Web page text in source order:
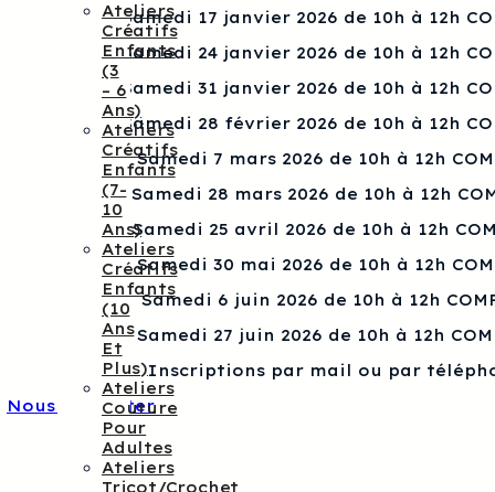
Ateliers
Créatifs
Enfants
(3
– 6
Ans)
Ateliers
Créatifs
Enfants
(7-
10
Ans)
Ateliers
Créatifs
Enfants
(10
Ans
Et
Plus)
Ateliers
Couture
Pour
Adultes
Ateliers
Tricot/crochet
Samedi 17 janvier 2026 de 10h à 12h
Samedi 24 janvier 2026 de 10h à 12h
Samedi 31 janvier 2026 de 10h à 12h
Samedi 28 février 2026 de 10h à 12h
Samedi 7 mars 2026 de 10h à 12h
Samedi 28 mars 2026 de 10h à 12h
Samedi 25 avril 2026 de 10h à 12h
Samedi 30 mai 2026 de 10h à 12h
Samedi 6 juin 2026 de 10h à 12h
Samedi 27 juin 2026 de 10h à 12h
Inscriptions par mail ou par
Nous contacter